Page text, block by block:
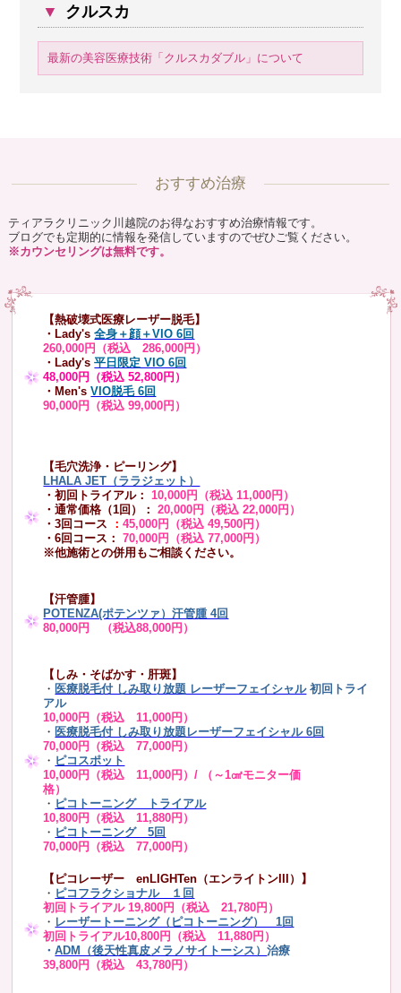
▼ クルスカ
最新の美容医療技術「クルスカダブル」について
おすすめ治療
ティアラクリニック川越院のお得なおすすめ治療情報です。
ブログでも定期的に情報を発信していますのでぜひご覧ください。
※カウンセリングは無料です。
【熱破壊式医療レーザー脱毛】
・Lady's 全身＋顔＋VIO 6回
260,000円（税込 286,000円）
・Lady's平日限定 VIO 6回
48,000円（税込 52,800円）
・Men's VIO脱毛 6回
90,000円（税込 99,000円）
【毛穴洗浄・ピーリング】
LHALA JET（ララジェット）
・初回トライアル：10,000円（税込 11,000円）
・通常価格（1回）：
20,000円（税込 22,000円）
・3回コース ：45,000円（税込 49,500円）
・6回コース：
70,000円（税込 77,000円）
※他施術との併用もご相談ください。
【汗管腫】
POTENZA(ポテンツァ）汗管腫 4回
80,000円 （税込88,000円）
【しみ・そばかす・肝斑】
・ 医療脱毛付 しみ取り放題 レーザーフェイシャル 初回トライ
アル
10,000円（税込 11,000円）
・ 医療脱毛付 しみ取り放題レーザーフェイシャル 6回
70,000円（税込 77,000円）
・ ピコスポット
10,000円（税込 11,000円）/ （～1㎠モニター価
格）
・ ピコトーニング トライアル
10,800円（税込 11,880円）
・ ピコトーニング 5回
70,000円（税込 77,000円）
【ピコレーザー enLIGHTen（エンライトンIII）】
・ ピコフラクショナル １回
初回トライアル 19,800円（税込 21,780円）
・ レーザートーニング（ピコトーニング） 1回
初回トライアル10,800円（税込 11,880円）
・ADM（後天性真皮メラノサイトーシス）治療
39,800円（税込 43,780円）